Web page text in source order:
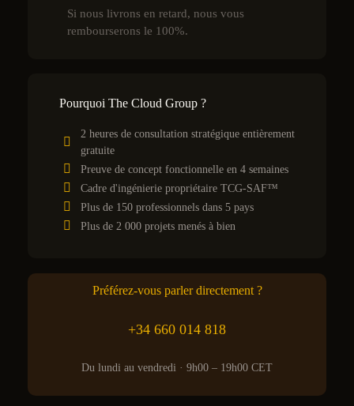
Si nous livrons en retard, nous vous
rembourserons le 100%.
Pourquoi The Cloud Group ?
2 heures de consultation stratégique entièrement
gratuite
Preuve de concept fonctionnelle en 4 semaines
Cadre d'ingénierie propriétaire TCG-SAF™
Plus de 150 professionnels dans 5 pays
Plus de 2 000 projets menés à bien
Préférez-vous parler directement ?
+34 660 014 818
Du lundi au vendredi · 9h00 – 19h00 CET